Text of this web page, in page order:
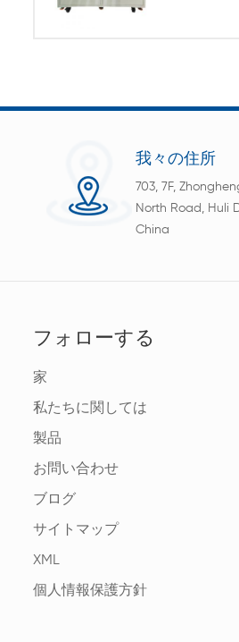
我々の住所
703, 7F,
North Road, Huli
China
フォローする
家
私たちに関しては
製品
お問い合わせ
ブログ
サイトマップ
XML
個人情報保護方針